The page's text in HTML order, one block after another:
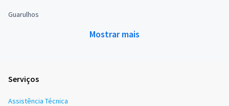
Guarulhos
Mostrar mais
Serviços
Assistência Técnica